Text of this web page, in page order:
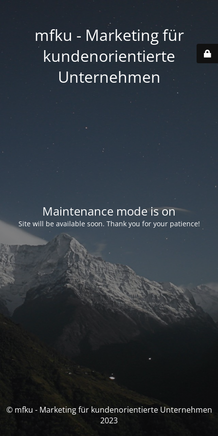
mfku - Marketing für
kundenorientierte
Unternehmen
Maintenance mode is on
Site will be available soon. Thank you for your patience!
© mfku - Marketing für kundenorientierte Unternehmen
2023